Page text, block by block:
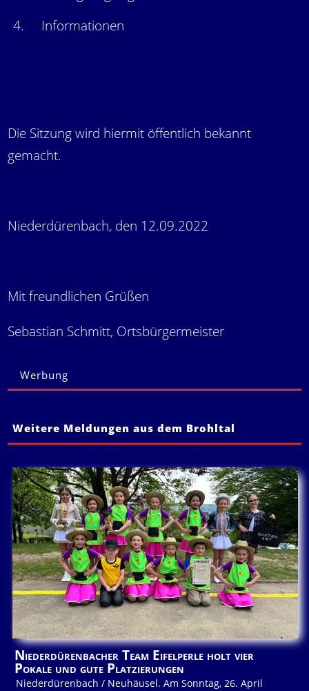
4.
Informationen
Die Sitzung wird hiermit öffentlich bekannt
gemacht.
Niederdürenbach, den 12.09.2022
Mit freundlichen Grüßen
Sebastian Schmitt, Ortsbürgermeister
Werbung
Weitere Meldungen aus dem Brohltal
Niederdürenbacher Team Eifelperle holt vier
Pokale und gute Platzierungen
Niederdürenbach / Neuhäusel. Am Sonntag, 26. April